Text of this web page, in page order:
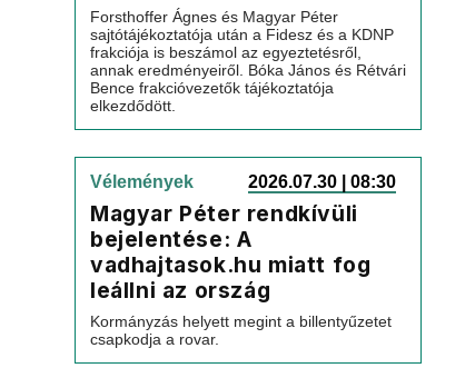
Forsthoffer Ágnes és Magyar Péter
sajtótájékoztatója után a Fidesz és a KDNP
frakciója is beszámol az egyeztetésről,
annak eredményeiről. Bóka János és Rétvári
Bence frakcióvezetők tájékoztatója
elkezdődött.
Vélemények 2026.07.30 | 08:30
Magyar Péter rendkívüli
bejelentése: A
vadhajtasok.hu miatt fog
leállni az ország
Kormányzás helyett megint a billentyűzetet
csapkodja a rovar.